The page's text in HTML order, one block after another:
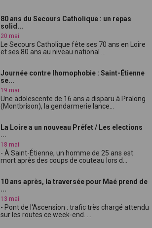
80 ans du Secours Catholique : un repas
solid...
20 mai
Le Secours Catholique fête ses 70 ans en Loire
et ses 80 ans au niveau national ...
Journée contre lhomophobie : Saint-Étienne
se...
19 mai
Une adolescente de 16 ans a disparu à Pralong
(Montbrison), la gendarmerie lance...
La Loire a un nouveau Préfet / Les elections
...
18 mai
- À Saint-Étienne, un homme de 25 ans est
mort après des coups de couteau lors d...
10 ans après, la traversée pour Maé prend de
...
13 mai
- Pont de l'Ascension : trafic très chargé attendu
sur les routes ce week-end. ...